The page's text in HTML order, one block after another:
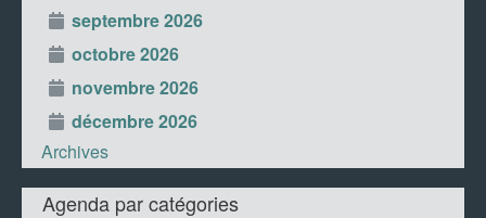
septembre 2026
octobre 2026
novembre 2026
décembre 2026
Archives
Agenda par catégories